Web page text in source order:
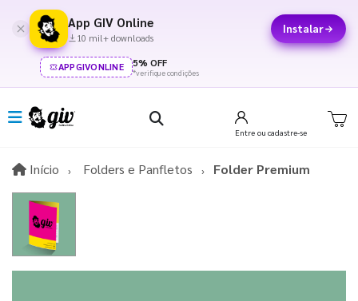
App GIV Online
10 mil+ downloads
Instalar
APPGIVONLINE 5% OFF
*verifique condições
Entre ou cadastre-se
Início InícioFolders e Panfletos Folder Premium